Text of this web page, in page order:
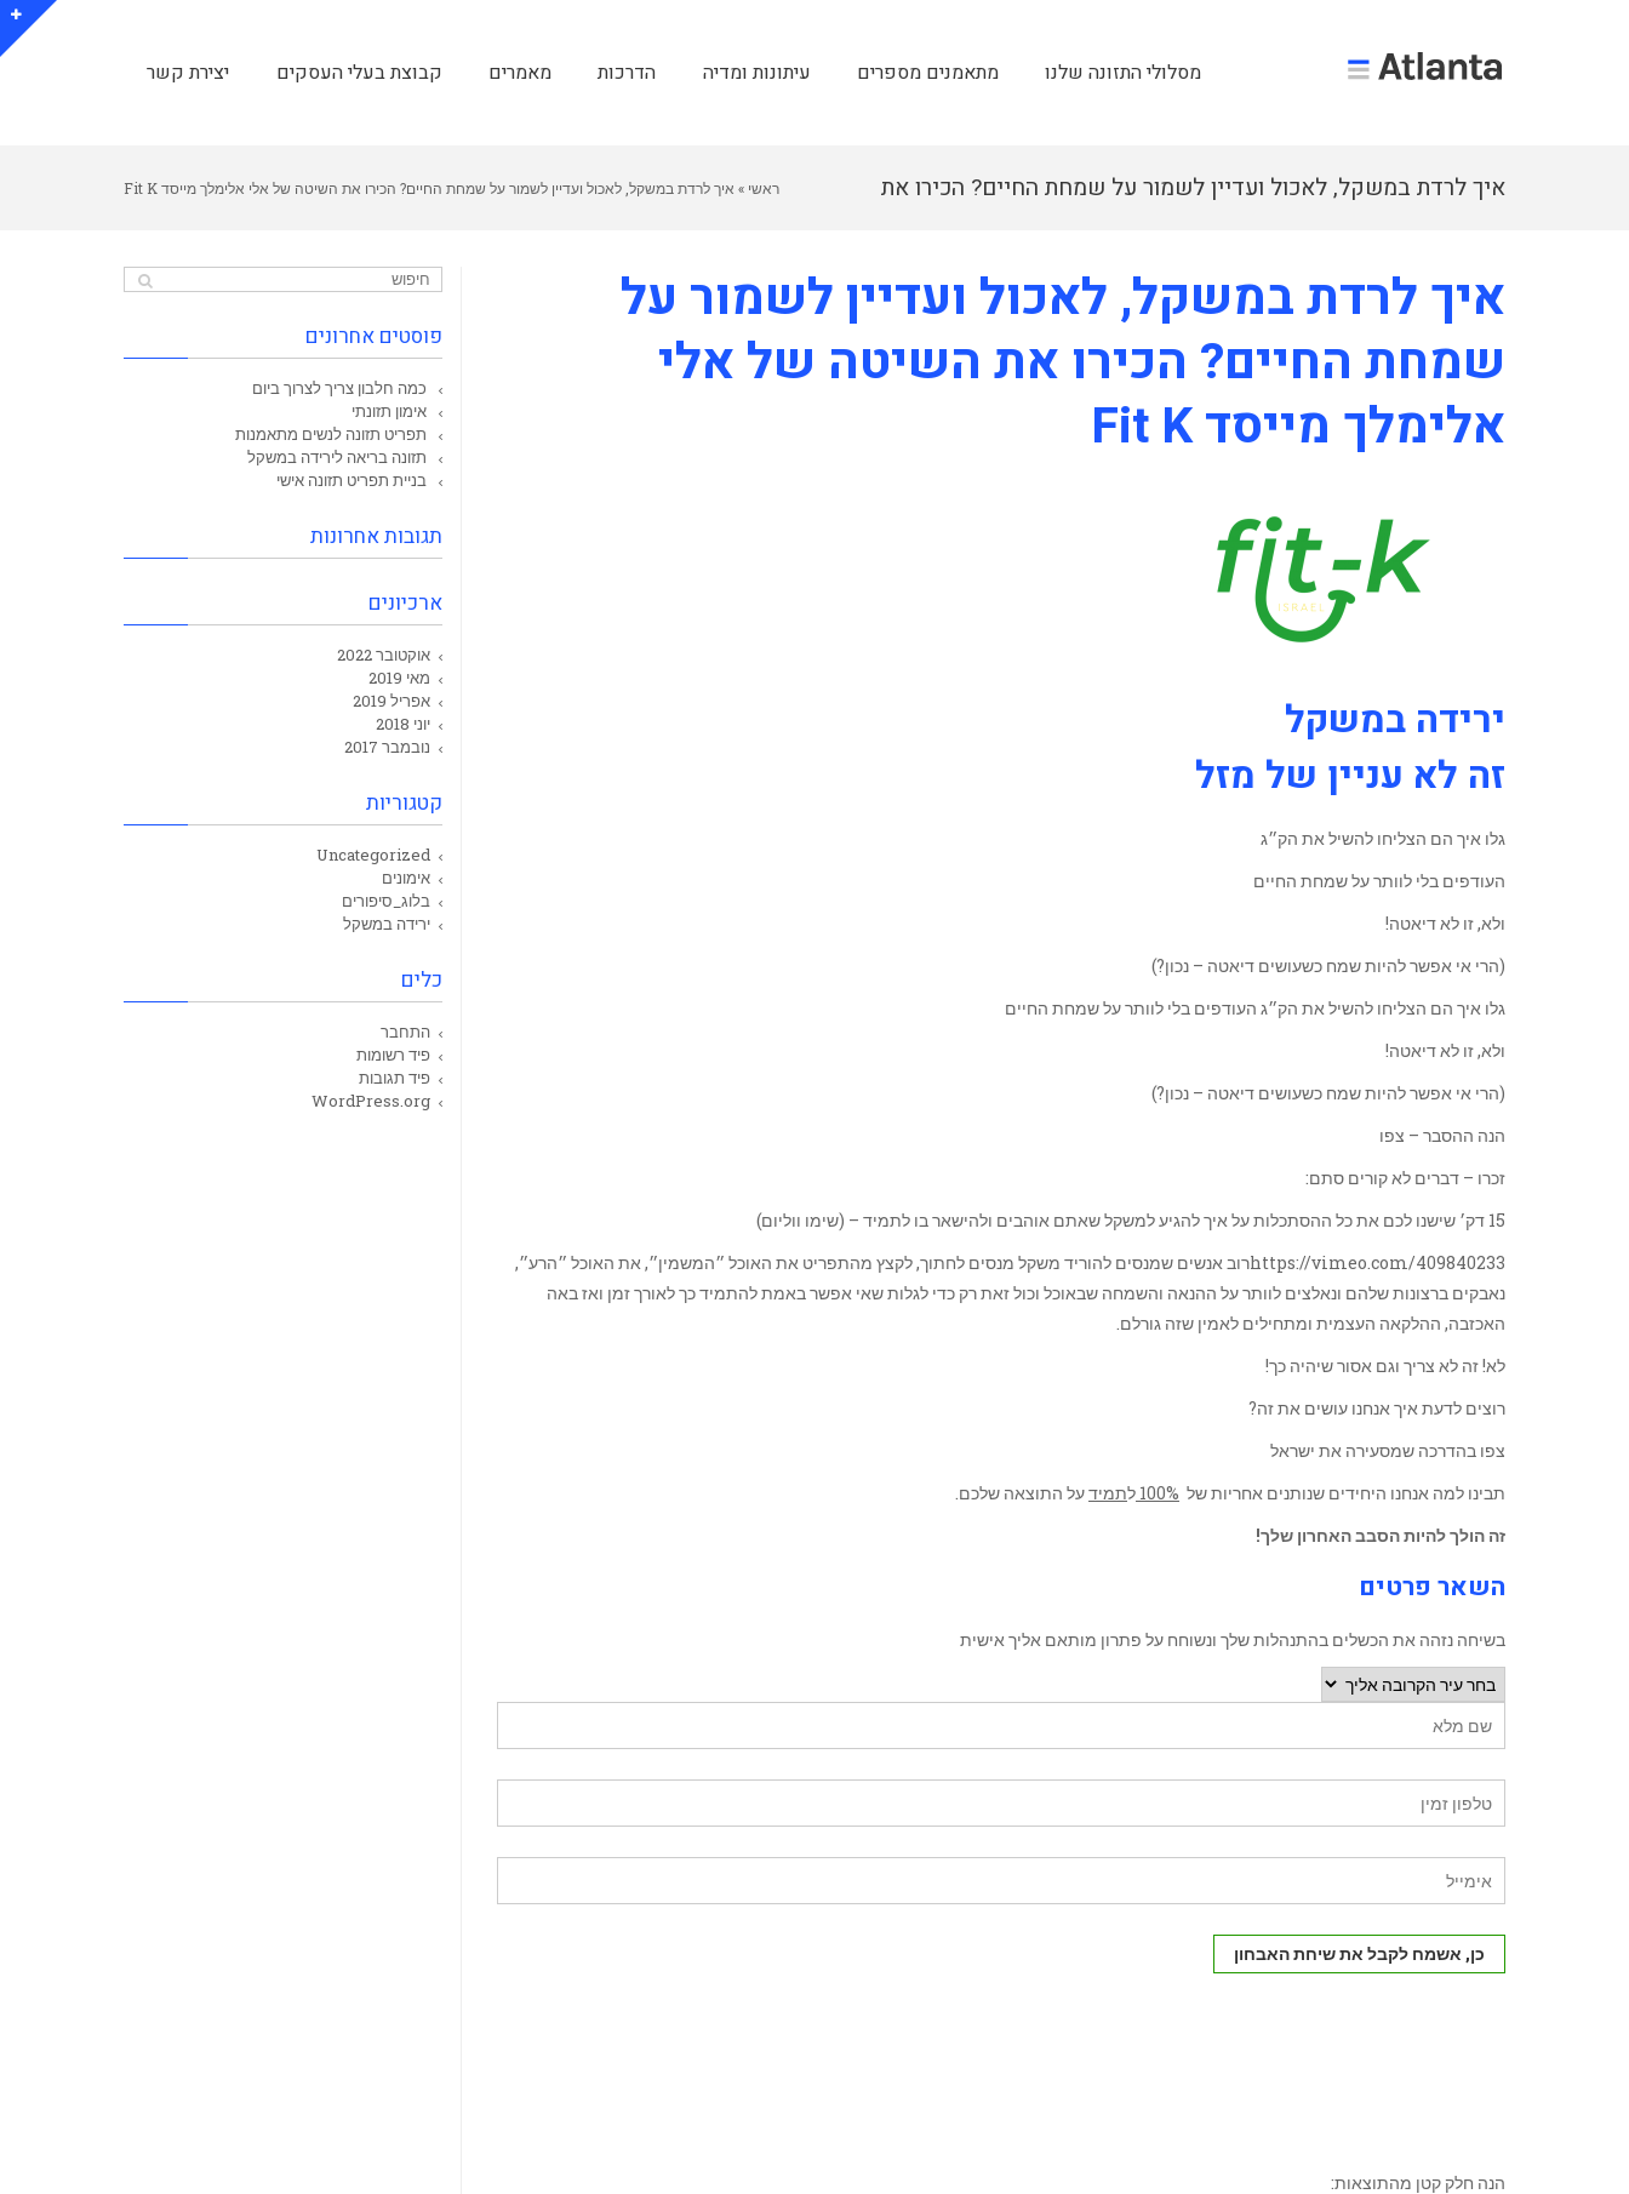
מסלולי התזונה שלנו מתאמנים מספרים עיתונות ומדיה הדרכות מאמרים קבוצת בעלי העסקים יצירת קשר
איך לרדת במשקל, לאכול ועדיין לשמור על שמחת החיים? הכירו את
השיטה של אלי אלימלך מייסד Fit K
ראשי » איך לרדת במשקל, לאכול ועדיין לשמור על שמחת החיים? הכירו את השיטה של אלי אלימלך מייסד Fit K
איך לרדת במשקל, לאכול ועדיין לשמור על
שמחת החיים? הכירו את השיטה של אלי
אלימלך מייסד Fit K
ירידה במשקל
זה לא עניין של מזל
גלו איך הם הצליחו להשיל את הק״ג
העודפים בלי לוותר על שמחת החיים
ולא, זו לא דיאטה!
(הרי אי אפשר להיות שמח כשעושים דיאטה – נכון?)
גלו איך הם הצליחו להשיל את הק״ג העודפים בלי לוותר על שמחת החיים
ולא, זו לא דיאטה!
(הרי אי אפשר להיות שמח כשעושים דיאטה – נכון?)
הנה ההסבר – צפו
זכרו – דברים לא קורים סתם:
15 דק׳ שישנו לכם את כל ההסתכלות על איך להגיע למשקל שאתם אוהבים ולהישאר בו לתמיד – (שימו ווליום)
https://vimeo.com/409840233רוב אנשים שמנסים להוריד משקל מנסים לחתוך, לקצץ מהתפריט את האוכל ״המשמין״, את האוכל ״הרע״,
נאבקים ברצונות שלהם ונאלצים לוותר על ההנאה והשמחה שבאוכל וכול זאת רק כדי לגלות שאי אפשר באמת להתמיד כך לאורך זמן ואז באה
האכזבה, ההלקאה העצמית ומתחילים לאמין שזה גורלם.
לא! זה לא צריך וגם אסור שיהיה כך!
רוצים לדעת איך אנחנו עושים את זה?
צפו בהדרכה שמסעירה את ישראל
תבינו למה אנחנו היחידים שנותנים אחריות של 100% לתמידעל התוצאה שלכם.
זה הולך להיות הסבב האחרון שלך!
השאר פרטים
בשיחה נזהה את הכשלים בהתנהלות שלך ונשוחח על פתרון מותאם אליך אישית
כן, אשמח לקבל את שיחת האבחון
הנה חלק קטן מהתוצאות:
פוסטים אחרונים
כמה חלבון צריך לצרוך ביום
אימון תזונתי
תפריט תזונה לנשים מתאמנות
תזונה בריאה לירידה במשקל
בניית תפריט תזונה אישי
תגובות אחרונות
ארכיונים
אוקטובר 2022
מאי 2019
אפריל 2019
יוני 2018
נובמבר 2017
קטגוריות
Uncategorized
אימונים
בלוג_סיפורים
ירידה במשקל
כלים
התחבר
פיד רשומות
פיד תגובות
WordPress.org